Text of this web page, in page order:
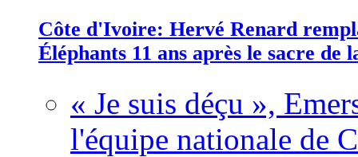
Côte d'Ivoire: Hervé Renard
Éléphants 11 ans après le sacre de
« Je suis déçu »,
l'équipe nationale de